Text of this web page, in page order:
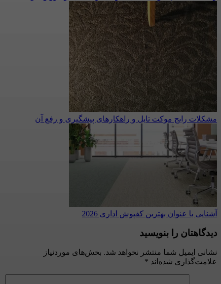
مشکلات رایج موکت تایل و راهکارهای پیشگیری و رفع آن
آشنایی با عنوان بهترین کفپوش اداری 2026
دیدگاهتان را بنویسید
نشانی ایمیل شما منتشر نخواهد شد. بخش‌های موردنیاز
علامت‌گذاری شده‌اند *